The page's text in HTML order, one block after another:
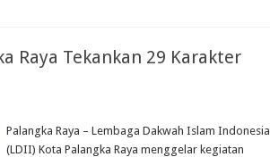
Raya Tekankan 29 Karakter
Palangka Raya – Lembaga Dakwah Islam Indonesia
(LDII) Kota Palangka Raya menggelar kegiatan